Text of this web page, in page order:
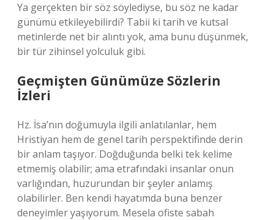
Ya gerçekten bir söz söylediyse, bu söz ne kadar
günümü etkileyebilirdi? Tabii ki tarih ve kutsal
metinlerde net bir alıntı yok, ama bunu düşünmek,
bir tür zihinsel yolculuk gibi.
Geçmişten Günümüze Sözlerin
İzleri
Hz. İsa’nın doğumuyla ilgili anlatılanlar, hem
Hristiyan hem de genel tarih perspektifinde derin
bir anlam taşıyor. Doğduğunda belki tek kelime
etmemiş olabilir; ama etrafındaki insanlar onun
varlığından, huzurundan bir şeyler anlamış
olabilirler. Ben kendi hayatımda buna benzer
deneyimler yaşıyorum. Mesela ofiste sabah